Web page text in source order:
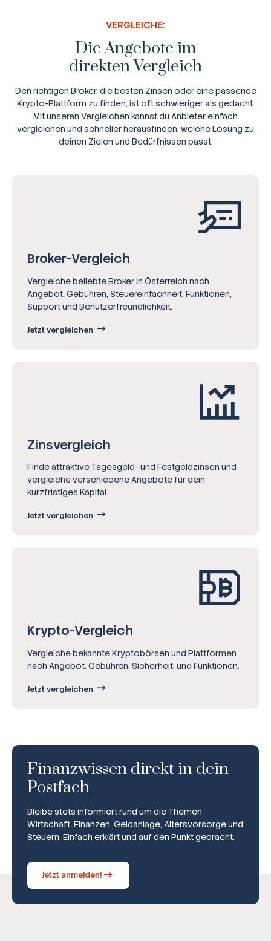
VERGLEICHE:
Die Angebote im
direkten Vergleich
Den richtigen Broker, die besten Zinsen oder eine passende
Krypto-Plattform zu finden, ist oft schwieriger als gedacht.
Mit unseren Vergleichen kannst du Anbieter einfach
vergleichen und schneller herausfinden, welche Lösung zu
deinen Zielen und Bedürfnissen passt.
Broker-Vergleich
Vergleiche beliebte Broker in Österreich nach
Angebot, Gebühren, Steuereinfachheit, Funktionen,
Support und Benutzerfreundlichkeit.
Jetzt vergleichen
Zinsvergleich
Finde attraktive Tagesgeld- und Festgeldzinsen und
vergleiche verschiedene Angebote für dein
kurzfristiges Kapital.
Jetzt vergleichen
Krypto-Vergleich
Vergleiche bekannte Kryptobörsen und Plattformen
nach Angebot, Gebühren, Sicherheit, und Funktionen.
Jetzt vergleichen
Finanzwissen direkt in dein
Postfach
Bleibe stets informiert rund um die Themen
Wirtschaft, Finanzen, Geldanlage, Altersvorsorge und
Steuern. Einfach erklärt und auf den Punkt gebracht.
Jetzt anmelden!